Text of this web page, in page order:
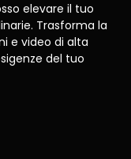
elevare il tuo
Trasforma la
e video di alta
del tuo